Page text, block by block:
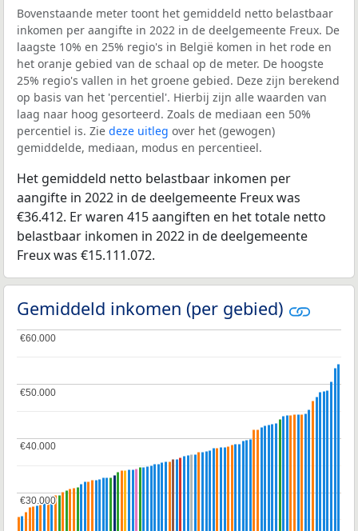
Bovenstaande meter toont het gemiddeld netto belastbaar
inkomen per aangifte in 2022 in de deelgemeente Freux. De
laagste 10% en 25% regio's in België komen in het rode en
het oranje gebied van de schaal op de meter. De hoogste
25% regio's vallen in het groene gebied. Deze zijn berekend
op basis van het 'percentiel'. Hierbij zijn alle waarden van
laag naar hoog gesorteerd. Zoals de mediaan een 50%
percentiel is. Zie deze uitleg over het (gewogen)
gemiddelde, mediaan, modus en percentieel.
Het gemiddeld netto belastbaar inkomen per
aangifte in 2022 in de deelgemeente Freux was
€36.412. Er waren 415 aangiften en het totale netto
belastbaar inkomen in 2022 in de deelgemeente
Freux was €15.111.072.
Gemiddeld inkomen (per gebied)
€30.000
€30.000
€40.000
€40.000
€50.000
€50.000
€60.000
€60.000